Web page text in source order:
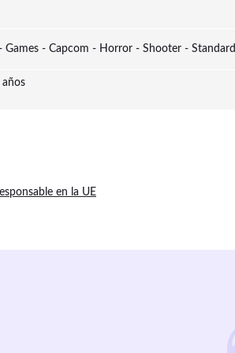
Games - Capcom - Horror - Shooter - Standard
en la UE